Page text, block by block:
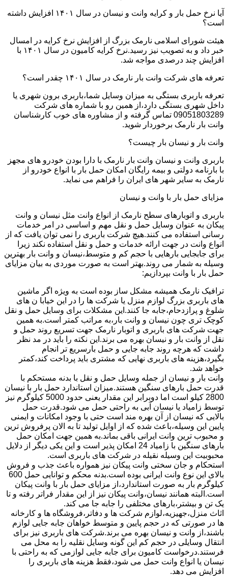
آیا نرخ حمل بار و کرایه وانت و نیسان در سال ۱۴۰۱ افزایش داشته
است؟
هیئت شورای اسلامی نارمک بزرگ از افزایش نرخ کرایه در امسال
خبر داد و به تصویب نیز رسید.نرخ کرایه کامیون در سال ۱۴۰۱ با
افزایش چند درصدی مواجه شد.
تعرفه های شرکت وانت بار نارمک در سال ۱۴۰۱ چقدر است؟
تعرفه باربری بستگی به میزان وسایل شما،باربری برون شهری یا
داخل شهری بستگی دارد،از همین رو با شماره های شرکت
09051803289 تماس گرفته و از مشاوره های خوب کارشناسان
وانت بار نارمک برخوردار شوید.
وانت بار و نیسان بار چیست؟
باربری وانت و نیسان وانت بار نارمک با دارا بودن خودرو های مجهز
با بارنامه دولتی و بیمه رایگان امکان حمل بار با انواع خودرو از
نارمک به سایر شهر های ایران را فراهم می نماید.
مزایای حمل بار با وانت و نیسان
باربری و اتوبارهای سطح نارمک از انواع وانت مثل نیسان و وانت
پیکان به عنوان وسایل حمل و نقل مهم و اساسی در امر خدمات
رسانی استفاده می کنند.هیچ شرکت باربری را نمی توان یافت که از
انواع وانت در جهت ارائه خدمات و حمل و نقل استفاده نکند زیرا
برای جابجایی بارهایی با حجم کم و متوسط،نیسان و وانت بار بهترین
وسیله به شمار می روند.بهتر است به صورت موردی به بیان مزایای
حمل بار با وانت بپردازیم:
ترافیک نارمک همیشه مشکل ساز بوده است به ویژه اگر ماشین
های باربری بزرگ لوازم منزل یا شرکت ها را در این خیابا ن های
شلوغ و پرازدحام،جابه جا کنند.این مشکلات برای وسایل حمل و نقل
کوچک تری چون نیسان و وانت بار،به مراتب کمتر است.به همین
جهت شرکت های باربری و اتوبار نارمک جهت تسریع روند حمل و
نقل از وانت بار و نیسان بهره می برند.این نکته را باید در مد نظر
داشت که هرچه روند جابه جایی و حمل بارسریع تر انجام
بگیرد،هزینه های باربری نهایی که مشتری باید پرداخت کند،کمتر
خواهد شد.
وانت بار و نیسان از جمله وسایل حمل و نقل با بدنه مستحکم با
قدرت حمل بارهای سنگین هستند.میزان استاندارد حمل بار با نیسان
2800 کیلو است اما دوبرابر این مقدار یعنی حدود 5000 کیلوگرم نیز
توسط زامیاد یا نیسان آبی به راحتی حمل می شود.قدرت حمل
بالایی که نیسان از آن بهره مند است حتی با وجود امکانات و ایمنی
پایین این وسیله،باعث شده که از اوایل تولید تا به الان پرفروش ترین
و محبوب ترین وانت ایرانی باقی بماند.به همین جهت امکان حمل
بارهای سنگین با زامیاد 24 امکان پذیر است و این یکی دیگر از دلایل
محبوبیت این وسیله نقیله در شرکت های باربری است.
استحکام و جان سختی وانت پیکان نیز همواره باعث جذب و فروش
بالای این نوع وانت ایرانی بوده است.بدنه محکم و توانایی حمل 600
کیلوگرم بار به صورت استاندارد،از مزایای حمل بار با وانت پیکان
است.البته همانند نیسان،وانت پیکان نیز از این مقدار فراتر رفته و تا
یک تن و بیشتر،بارهای مختلفی را جابه جا می کند.
اثاث منزل،جهیزیه،لوازم شرکت ها و دفاتر،فروشگاه ها و کارخانه
ها در صورتی که در حجم پایین و متوسط خواهان جابه جایی لوازم
باشند،از وانت و نیسان بهره می برند.شرکت های باربری نیز برای
انتقال وسایلی در حجم کم این گونه وسایل نقلیه را به محل می
فرستند.درخواست کامیون برای جابه جایی لوازمی که به راحتی با
نیسان یا انواع وانت حمل می شود،فقط هزینه های باربری را
افزایش می دهد.